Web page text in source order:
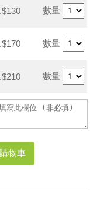
數量
數量
數量
物車